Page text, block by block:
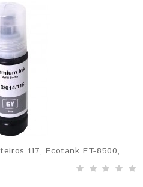
Tinta Premium p/ Epson, tinteiros 117, Ecotank ET-8500, ET-8550 e ET-15000 Cinzento - 70 ml